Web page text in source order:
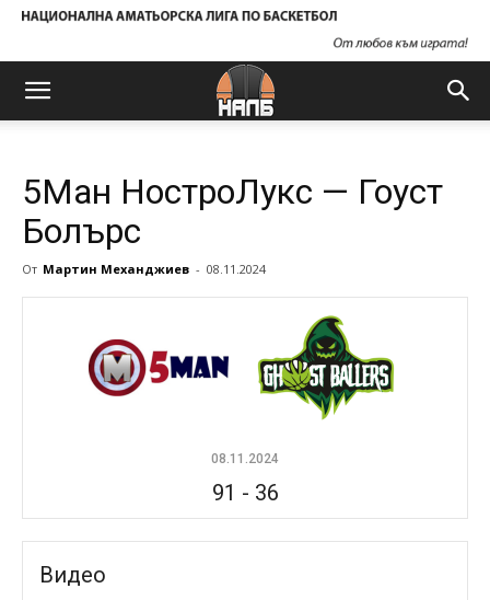
5Ман НостроЛукс — Гоуст
Болърс
От Мартин Механджиев - 08.11.2024
08.11.2024
91 - 36
Видео